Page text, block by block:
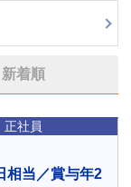
新着順
正社員
相当／賞与年2